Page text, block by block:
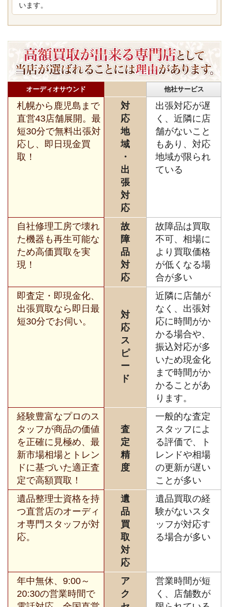
います。
オーディオサウンド 他社サービス
札幌から鹿児島まで
直営43店舗展開。最
短30分で無料出張対
応し、即日現金買
取！
対
応
地
域
・
出
張
対
応
出張対応が遅
く、近隣に店
舗がないこと
もあり、対応
地域が限られ
ている
自社修理工房で壊れ
た機器も再生可能な
ため高価買取を実
現！
故
障
品
対
応
故障品は買取
不可、相場に
より買取価格
が低くなる場
合が多い
即査定・即現金化、
出張買取なら即日最
短30分でお伺い。
対
応
ス
ピ
ー
ド
近隣に店舗が
なく、出張対
応に時間がか
かる場合や、
振込対応が多
いため現金化
まで時間がか
かることがあ
ります。
経験豊富なプロのス
タッフが商品の価値
を正確に見極め、最
新市場相場とトレン
ドに基づいた適正査
定で高額買取！
査
定
精
度
一般的な査定
スタッフによ
る評価で、ト
レンドや相場
の更新が遅い
ことが多い
遺品整理士資格を持
つ直営店のオーディ
オ専門スタッフが対
応。
遺
品
買
取
対
応
遺品買取の経
験がないスタ
ッフが対応す
る場合が多い
年中無休、9:00～
20:30の営業時間で
ア
ク
営業時間が短
く、店舗数が